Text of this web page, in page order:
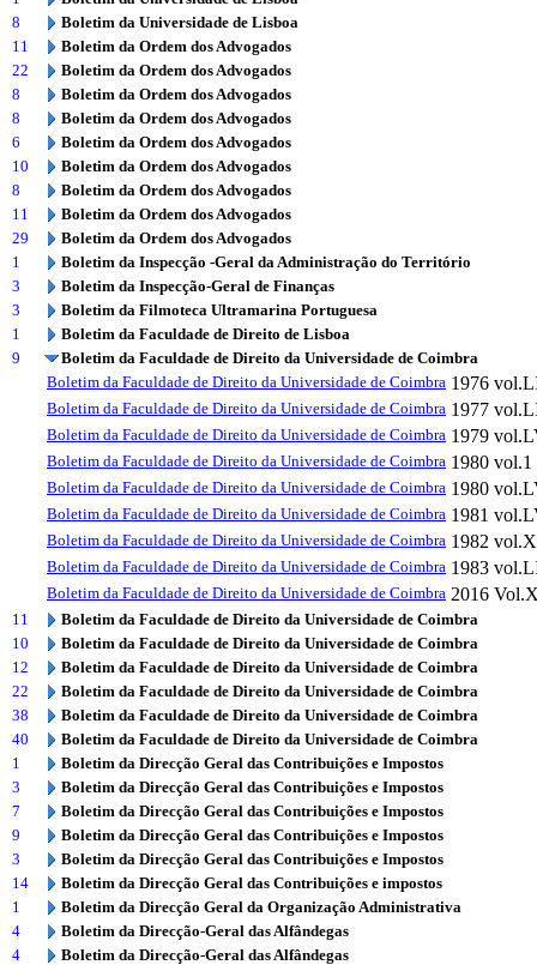
8
Boletim da Universidade de Lisboa
11
Boletim da Ordem dos Advogados
22
Boletim da Ordem dos Advogados
8
Boletim da Ordem dos Advogados
8
Boletim da Ordem dos Advogados
6
Boletim da Ordem dos Advogados
10
Boletim da Ordem dos Advogados
8
Boletim da Ordem dos Advogados
11
Boletim da Ordem dos Advogados
29
Boletim da Ordem dos Advogados
1
Boletim da Inspecção -Geral da Administração do Território
3
Boletim da Inspecção-Geral de Finanças
3
Boletim da Filmoteca Ultramarina Portuguesa
1
Boletim da Faculdade de Direito de Lisboa
9
Boletim da Faculdade de Direito da Universidade de Coimbra
Boletim da Faculdade de Direito da Universidade de Coimbra 1976
Boletim da Faculdade de Direito da Universidade de Coimbra 1977
Boletim da Faculdade de Direito da Universidade de Coimbra 1979
Boletim da Faculdade de Direito da Universidade de Coimbra 1980 vol.1
Boletim da Faculdade de Direito da Universidade de Coimbra 1980
Boletim da Faculdade de Direito da Universidade de Coimbra 1981
Boletim da Faculdade de Direito da Universidade de Coimbra 1982
Boletim da Faculdade de Direito da Universidade de Coimbra 1983
Boletim da Faculdade de Direito da Universidade de Coimbra 2016
11
Boletim da Faculdade de Direito da Universidade de Coimbra
10
Boletim da Faculdade de Direito da Universidade de Coimbra
12
Boletim da Faculdade de Direito da Universidade de Coimbra
22
Boletim da Faculdade de Direito da Universidade de Coimbra
38
Boletim da Faculdade de Direito da Universidade de Coimbra
40
Boletim da Faculdade de Direito da Universidade de Coimbra
1
Boletim da Direcção Geral das Contribuições e Impostos
3
Boletim da Direcção Geral das Contribuições e Impostos
7
Boletim da Direcção Geral das Contribuições e Impostos
9
Boletim da Direcção Geral das Contribuições e Impostos
3
Boletim da Direcção Geral das Contribuições e Impostos
14
Boletim da Direcção Geral das Contribuições e impostos
1
Boletim da Direcção Geral da Organização Administrativa
4
Boletim da Direcção-Geral das Alfândegas
4
Boletim da Direcção-Geral das Alfândegas